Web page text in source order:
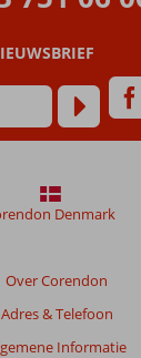
Over Corendon
Adres & Telefoon
Informatie
Denmark